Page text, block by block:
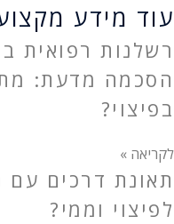
עוד מידע
רשלנות רפואית
הסכמה מדעת:
בפיצוי?
לקריאה »
תאונת דרכים עם
לפיצוי וממי?